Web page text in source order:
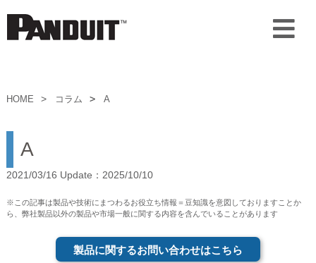
HOME コラム A
A
2021/03/16 Update：2025/10/10
※この記事は製品や技術にまつわるお役立ち情報＝豆知識を意図しておりますことか
ら、弊社製品以外の製品や市場一般に関する内容を含んでいることがあります
製品に関するお問い合わせはこちら